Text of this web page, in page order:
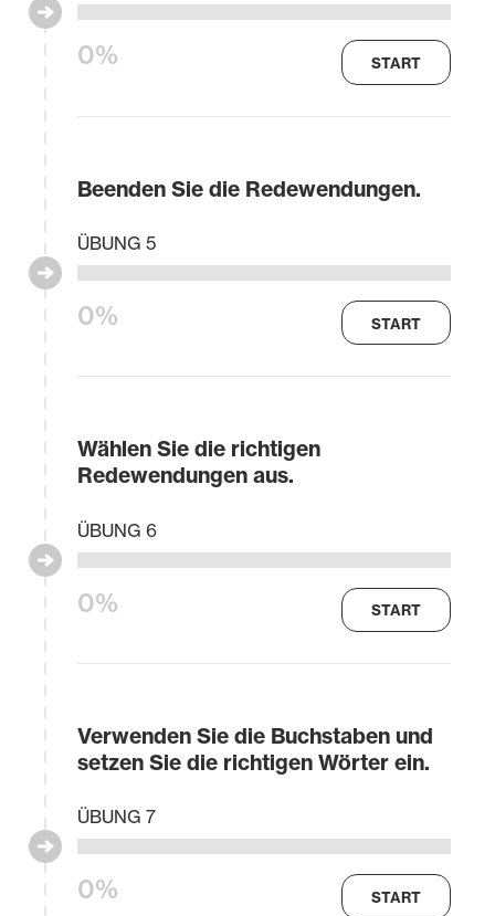
0% START
Beenden Sie die Redewendungen.
0%
ÜBUNG 5
START
Wählen Sie die richtigen
Redewendungen aus.
0%
ÜBUNG 6
START
Verwenden Sie die Buchstaben und
setzen Sie die richtigen Wörter ein.
0%
ÜBUNG 7
START